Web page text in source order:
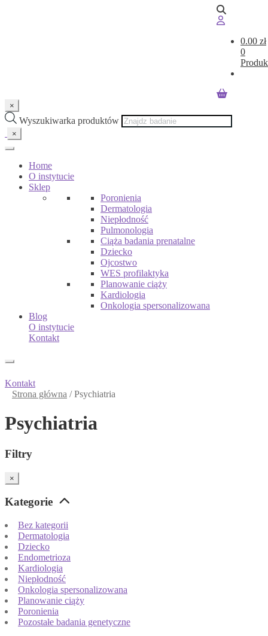
0.00 zł
0
×
Wyszukiwarka produktów
×
Home
O instytucie
Sklep
Poronienia
Dermatologia
Niepłodność
Pulmonologia
Ciąża badania prenatalne
Dziecko
Ojcostwo
WES profilaktyka
Planowanie ciąży
Kardiologia
Onkologia spersonalizowana
Blog
O instytucie
Kontakt
Kontakt
Strona główna /Psychiatria
Psychiatria
Filtry
×
Kategorie
Bez kategorii
Dermatologia
Dziecko
Endometrioza
Kardiologia
Niepłodność
Onkologia spersonalizowana
Planowanie ciąży
Poronienia
Pozostałe badania genetyczne